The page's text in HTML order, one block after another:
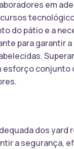
em
do pátio e a
para garantir
conjunto
dos yard
a segurança,